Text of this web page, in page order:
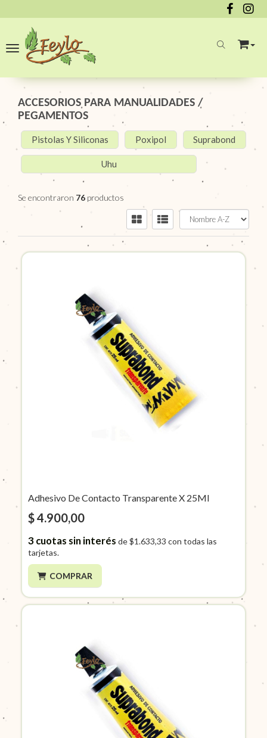
Toggle navigation
ACCESORIOS PARA MANUALIDADES /
PEGAMENTOS
Pistolas Y Siliconas Poxipol Suprabond
Uhu
Se encontraron 76 productos
Adhesivo De Contacto Transparente X 25Ml
$ 4.900,00
3cuotas sin interés de$1.633,33 con todas las
tarjetas.
COMPRAR